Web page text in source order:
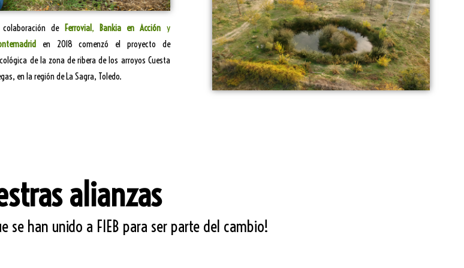
de Ferrovial , Bankia en Acción y
en 2018 comenzó el proyecto de
de la zona de ribera de los arroyos Cuesta
en la región de La Sagra, Toledo.
alianzas
se han unido a FIEB para ser parte del cambio!